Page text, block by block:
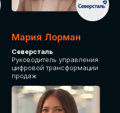
Мария Лорман
Северсталь
Руководитель управления
цифровой трансформации
продаж